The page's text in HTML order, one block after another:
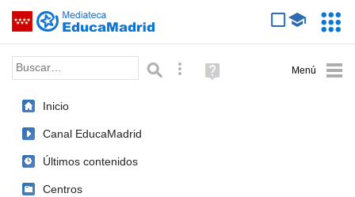
Saltar navegación
Palabra o frase: Búsqueda avanzada
Ayuda
(en
Inicio
Canal EducaMadrid
Últimos contenidos
Centros